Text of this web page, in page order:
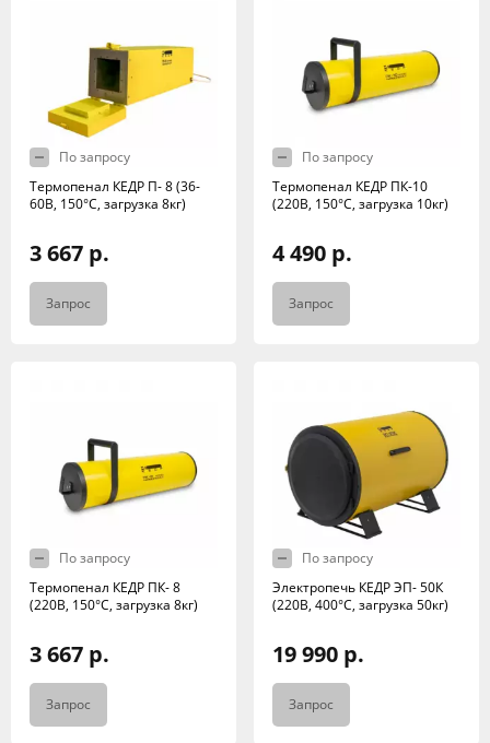
По запросу
Термопенал КЕДР П- 8 (36-
60В, 150°C, загрузка 8кг)
3 667 р.
Запрос
По запросу
Термопенал КЕДР ПК-10
(220В, 150°C, загрузка 10кг)
4 490 р.
Запрос
По запросу
Термопенал КЕДР ПК- 8
(220В, 150°C, загрузка 8кг)
3 667 р.
Запрос
По запросу
Электропечь КЕДР ЭП- 50К
(220В, 400°C, загрузка 50кг)
19 990 р.
Запрос